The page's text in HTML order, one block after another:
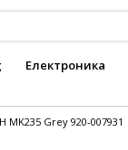
Електроника
MK235 Grey 920-007931